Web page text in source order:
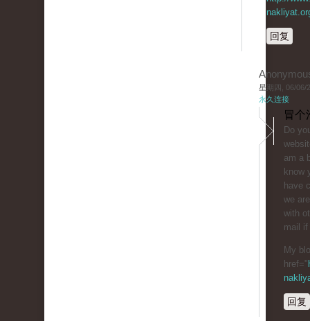
回复
星期四, 06/06/
永久连接
冒个
Do
am a
know
have
we
with
mail
My
href="
回复